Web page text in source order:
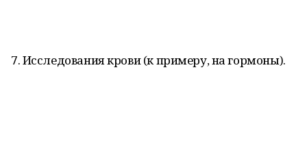
7. Исследования крови (к примеру, на гормоны).